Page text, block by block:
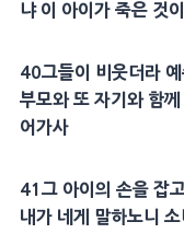
냐 이 아이가 죽은 것
40그들이 비웃더라
부모와 또 자기와 함
어가사
41그 아이의 손을 잡
내가 네게 말하노니